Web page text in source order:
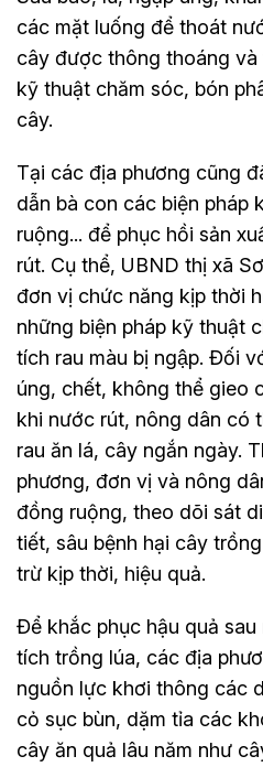
các mặt luống để thoát
cây được thông thoáng và
kỹ thuật chăm sóc, bón
cây.
Tại các địa phương cũng
dẫn bà con các biện pháp
ruộng... để phục hồi sản
rút. Cụ thể, UBND thị xã
đơn vị chức năng kịp thời
những biện pháp kỹ thuật
tích rau màu bị ngập. Đối
úng, chết, không thể gieo
khi nước rút, nông dân có
rau ăn lá, cây ngắn ngày.
phương, đơn vị và nông
đồng ruộng, theo dõi sát
tiết, sâu bệnh hại cây
trừ kịp thời, hiệu quả.
Để khắc phục hậu quả
tích trồng lúa, các địa
nguồn lực khơi thông các
cỏ sục bùn, dặm tỉa các
cây ăn quả lâu năm như